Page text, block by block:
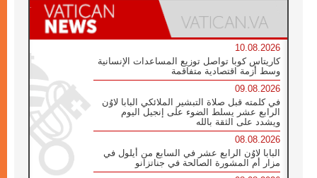
10.08.2026
كاريتاس كوبا تواصل توزيع المساعدات الإنسانية
وسط أزمة اقتصادية متفاقمة
09.08.2026
في كلمته قبل صلاة التبشير الملائكي البابا لاوُن
الرابع عشر يسلط الضوء على إنجيل اليوم
ويشدد على الثقة بالله
08.08.2026
البابا لاوُن الرابع عشر في السابع من أيلول في
مزار أم المشورة الصالحة في جناتزانو